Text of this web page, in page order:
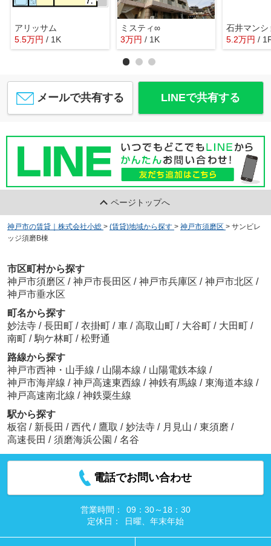
アリッサム
5.5万円 / 1K
ミスティ∞
3万円 / 1K
石井マンシ
5.2万円 /
メールで共有する LINEで共有する
ページトップへ
神戸市の賃貸｜株式会社小総 > (賃貸)地域から探す > 神戸市須磨区 > サンビレ
ッジ須磨B棟
市区町村から探す
神戸市須磨区 / 神戸市長田区 / 神戸市兵庫区 / 神戸市北区 /
神戸市垂水区
町名から探す
妙法寺 / 長田町 / 衣掛町 / 車 / 高取山町 / 大谷町 / 大田町 /
南町 / 駒ケ林町 / 松野通
路線から探す
神戸市西神・山手線 / 山陽本線 / 山陽電鉄本線 /
神戸市海岸線 / 神戸高速東西線 / 神鉄有馬線 / 東海道本線 /
神戸高速南北線 / 神鉄粟生線
駅から探す
板宿 / 新長田 / 西代 / 鷹取 / 妙法寺 / 月見山 / 東須磨 /
高速長田 / 須磨海浜公園 / 名谷
電話でお問い合わせ
営業時間：
09：30～18：30
定休日：
日曜、年末年始